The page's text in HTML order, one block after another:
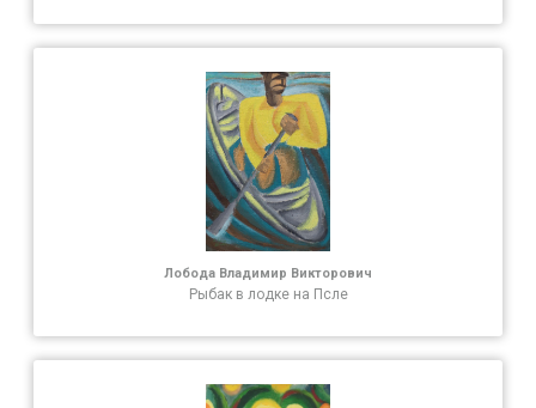
Лобода Владимир Викторович
Рыбак в лодке на Псле